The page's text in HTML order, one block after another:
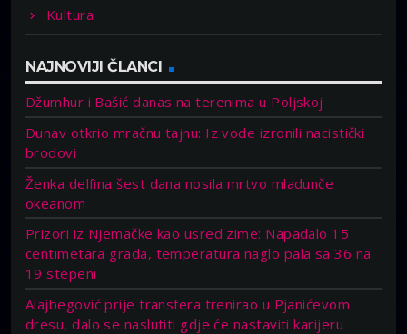
Kultura
NAJNOVIJI ČLANCI
Džumhur i Bašić danas na terenima u Poljskoj
Dunav otkrio mračnu tajnu: Iz vode izronili nacistički
brodovi
Ženka delfina šest dana nosila mrtvo mladunče
okeanom
Prizori iz Njemačke kao usred zime: Napadalo 15
centimetara grada, temperatura naglo pala sa 36 na
19 stepeni
Alajbegović prije transfera trenirao u Pjanićevom
dresu, dalo se naslutiti gdje će nastaviti karijeru